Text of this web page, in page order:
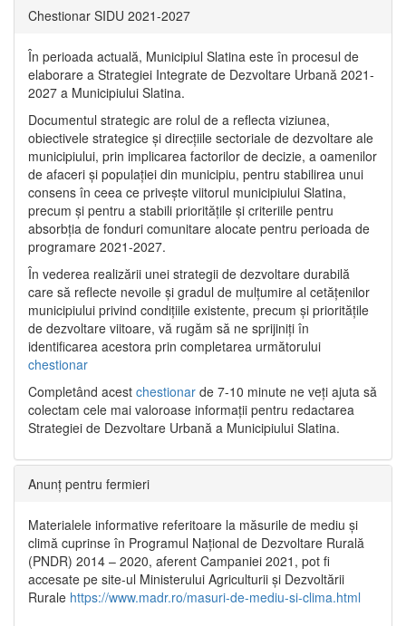
Chestionar SIDU 2021-2027
În perioada actuală, Municipiul Slatina este în procesul de
elaborare a Strategiei Integrate de Dezvoltare Urbană 2021‐
2027 a Municipiului Slatina.
Documentul strategic are rolul de a reflecta viziunea,
obiectivele strategice și direcțiile sectoriale de dezvoltare ale
municipiului, prin implicarea factorilor de decizie, a oamenilor
de afaceri și populației din municipiu, pentru stabilirea unui
consens în ceea ce privește viitorul municipiului Slatina,
precum și pentru a stabili prioritățile și criteriile pentru
absorbția de fonduri comunitare alocate pentru perioada de
programare 2021-2027.
În vederea realizării unei strategii de dezvoltare durabilă
care să reflecte nevoile și gradul de mulțumire al cetățenilor
municipiului privind condițiile existente, precum și prioritățile
de dezvoltare viitoare, vă rugăm să ne sprijiniți în
identificarea acestora prin completarea următorului
chestionar
Completând acest chestionar de 7-10 minute ne veți ajuta să
colectam cele mai valoroase informații pentru redactarea
Strategiei de Dezvoltare Urbană a Municipiului Slatina.
Anunț pentru fermieri
Materialele informative referitoare la măsurile de mediu și
climă cuprinse în Programul Național de Dezvoltare Rurală
(PNDR) 2014 – 2020, aferent Campaniei 2021, pot fi
accesate pe site-ul Ministerului Agriculturii și Dezvoltării
Rurale https://www.madr.ro/masuri-de-mediu-si-clima.html